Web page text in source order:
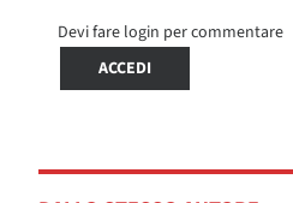
Devi fare login per commentare
ACCEDI